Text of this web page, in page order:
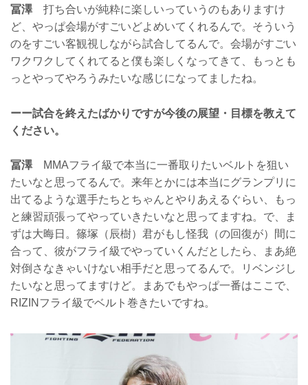
冨澤打ち合いが純粋に楽しいっていうのもありますけ
ど、やっぱ会場がすごいどよめいてくれるんで。そういう
のをすごい客観視しながら試合してるんで。会場がすごい
ワクワクしてくれてると僕も楽しくなってきて、もっとも
っとやってやろうみたいな感じになってましたね。
ーー試合を終えたばかりですが今後の展望・目標を教えて
ください。
冨澤MMAフライ級で本当に一番取りたいベルトを狙い
たいなと思ってるんで。来年とかには本当にグランプリに
出てるような選手たちとちゃんとやりあえるぐらい、もっ
と練習頑張ってやっていきたいなと思ってますね。で、ま
ずは大晦日。篠塚（辰樹）君がもし怪我（の回復が）間に
合って、彼がフライ級でやっていくんだとしたら、まあ絶
対倒さなきゃいけない相手だと思ってるんで。リベンジし
たいなと思ってますけど。まあでもやっぱ一番はここで、
RIZINフライ級でベルト巻きたいですね。